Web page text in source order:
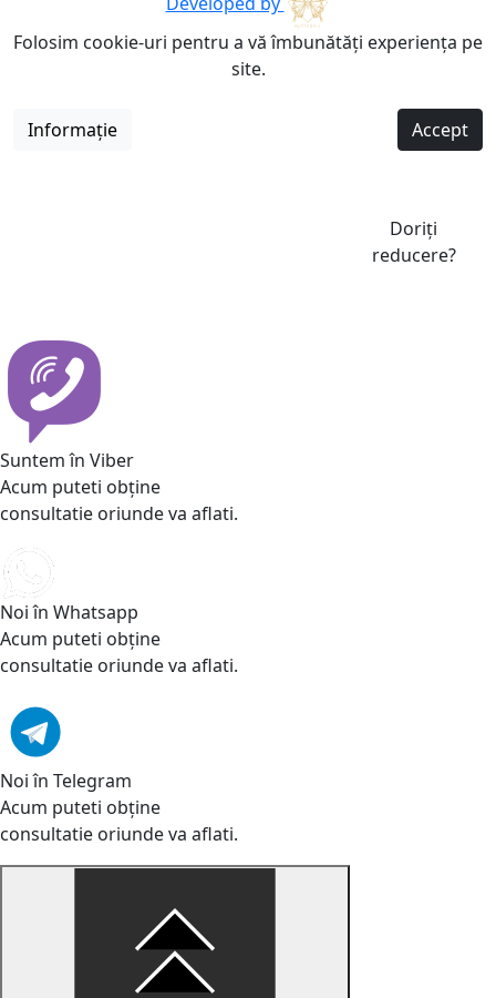
Folosim cookie-uri pentru a vă îmbunătăți experiența pe
site.
Informație Accept
Doriți
reducere?
Suntem în Viber
Acum puteti obține
consultatie oriunde va aflati.
Noi în Whatsapp
Acum puteti obține
consultatie oriunde va aflati.
Noi în Telegram
Acum puteti obține
consultatie oriunde va aflati.